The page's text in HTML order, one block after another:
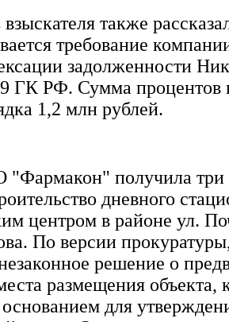
также
требование
задолженности
ГК РФ. Сумма процентов
1,2 млн рублей.
получила три
дневного
центром в районе ул.
По версии
решение о
размещения объекта,
основанием для